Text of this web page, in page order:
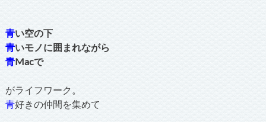
青い空の下
青いモノに囲まれながら
青Macで
がライフワーク。
青好きの仲間を集めて